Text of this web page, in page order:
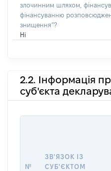
злочинним шляхом,
фінансуванню
знищення”?
Ні
2.2. Інформація
суб'єкта
№
ЗВ'ЯЗОК ІЗ
СУБ'ЄКТОМ